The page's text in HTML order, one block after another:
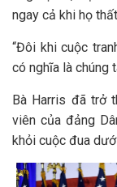
ngay cả khi họ
“Đôi khi cuộc
có nghĩa là chúng
Bà Harris đã trở
viên của đảng
khỏi cuộc đua